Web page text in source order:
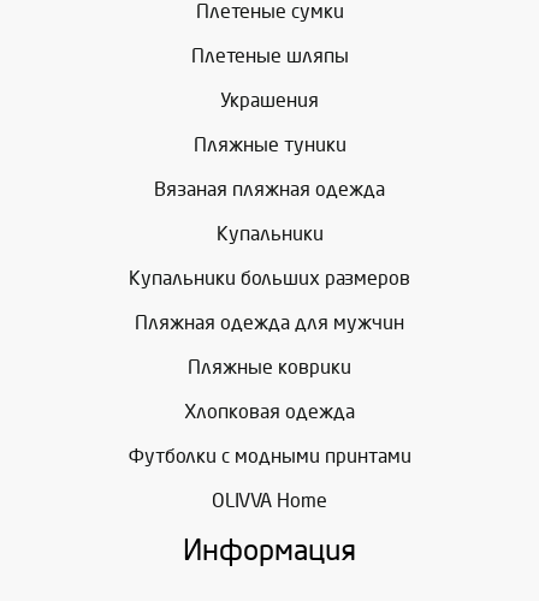
Плетеные сумки
Плетеные шляпы
Украшения
Пляжные туники
Вязаная пляжная одежда
Купальники
Купальники больших размеров
Пляжная одежда для мужчин
Пляжные коврики
Хлопковая одежда
Футболки с модными принтами
OLIVVA Home
Информация